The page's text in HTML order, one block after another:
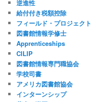
逆進性
給付付き税額控除
フィールド・プロジェクト
図書館情報学修士
Apprenticeships
CILIP
図書館情報専門職協会
学校司書
アメリカ図書館協会
インターンシップ